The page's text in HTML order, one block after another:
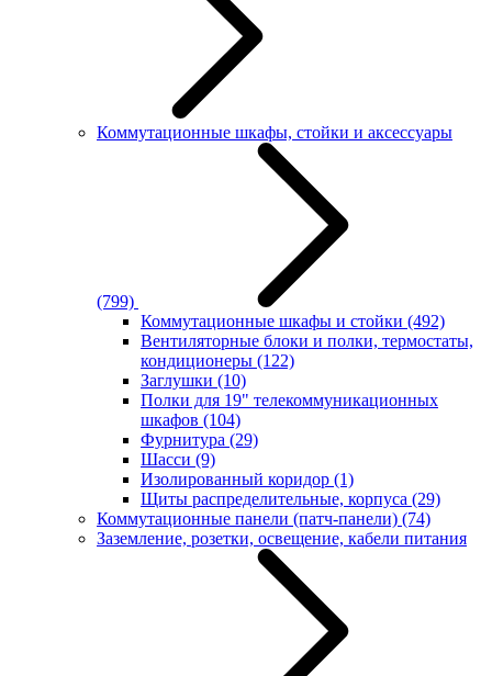
Коммутационные шкафы, стойки и аксессуары
(799)
Коммутационные шкафы и стойки (492)
Вентиляторные блоки и полки, термостаты,
кондиционеры (122)
Заглушки (10)
Полки для 19" телекоммуникационных
шкафов (104)
Фурнитура (29)
Шасси (9)
Изолированный коридор (1)
Щиты распределительные, корпуса (29)
Коммутационные панели (патч-панели) (74)
Заземление, розетки, освещение, кабели питания